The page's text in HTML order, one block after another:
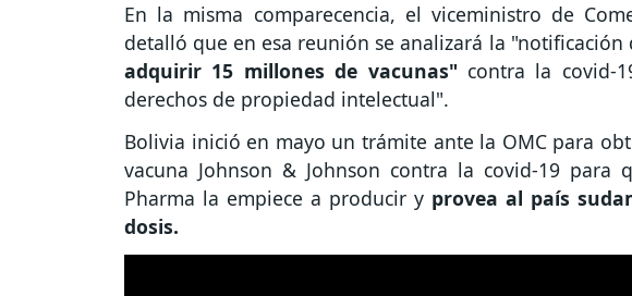
En la misma comparecencia, el viceministro de
detalló que en esa reunión se analizará la
adquirir 15 millones de vacunas"contra la covid-
derechos de propiedad intelectual".
Bolivia inició en mayo un trámite ante la OMC para
vacuna Johnson & Johnson contra la covid-19 para
Pharma la empiece a producir y provea al país
dosis.